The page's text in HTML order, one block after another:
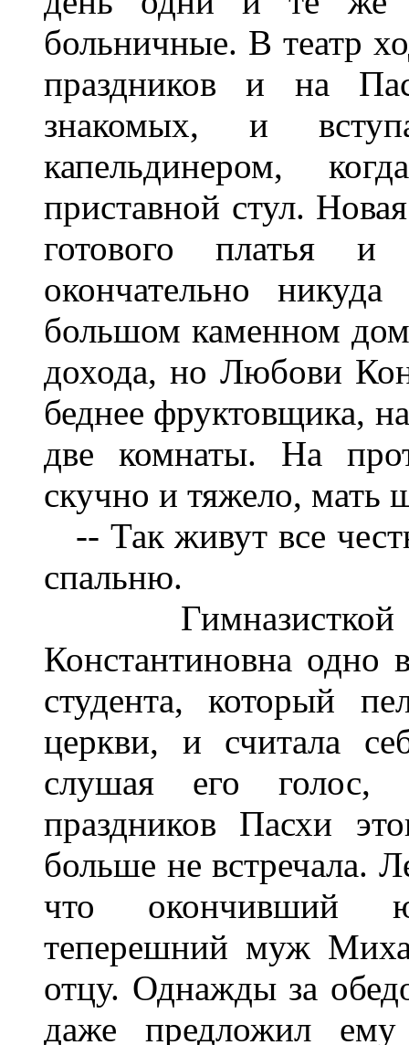
больничные. В театр
праздников и на
знакомых, и
капельдинером,
приставной стул.
готового платья
окончательно
большом каменном
дохода, но Любови
беднее фруктовщика,
две комнаты. На
скучно и тяжело, мать
-- Так живут все
спальню.
Гимназисткой
Константиновна одно
студента, который
церкви, и считала
слушая его голос,
праздников Пасхи
больше не встречала.
что окончивший
теперешний муж
отцу. Однажды за
даже предложил ему